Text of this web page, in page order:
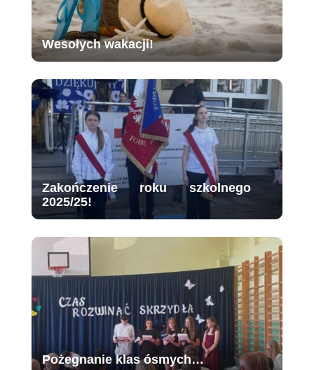
Wesołych wakacji!
Zakończenie roku szkolnego
2025/25!
Pożegnanie klas ósmych…